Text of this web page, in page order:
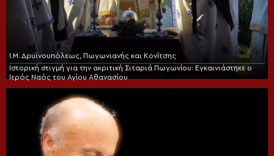
Ι.Μ. Δρυϊνουπόλεως, Πωγωνιανής και Κονίτσης
Ιστορική στιγμή για την ακριτική Σιταριά Πωγωνίου: Εγκαινιάστηκε ο
Ιερός Ναός του Αγίου Αθανασίου